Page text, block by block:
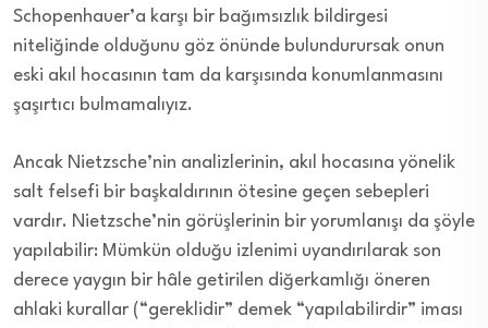
Schopenhauer’a karşı bir bağımsızlık bildirgesi
niteliğinde olduğunu göz önünde bulundurursak onun
eski akıl hocasının tam da karşısında konumlanmasını
şaşırtıcı bulmamalıyız.
Ancak Nietzsche’nin analizlerinin, akıl hocasına yönelik
salt felsefi bir başkaldırının ötesine geçen sebepleri
vardır. Nietzsche’nin görüşlerinin bir yorumlanışı da şöyle
yapılabilir: Mümkün olduğu izlenimi uyandırılarak son
derece yaygın bir hâle getirilen diğerkamlığı öneren
ahlaki kurallar (“gereklidir” demek “yapılabilirdir” iması